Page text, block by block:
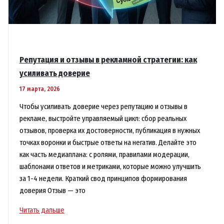
Репутация и отзывы в рекламной стратегии: как
усиливать доверие
17 марта, 2026
Чтобы усиливать доверие через репутацию и отзывы в
рекламе, выстройте управляемый цикл: сбор реальных
отзывов, проверка их достоверности, публикация в нужных
точках воронки и быстрые ответы на негатив. Делайте это
как часть медиаплана: с ролями, правилами модерации,
шаблонами ответов и метриками, которые можно улучшить
за 1-4 недели. Краткий свод принципов формирования
доверия Отзыв — это
Репутация
Читать дальше